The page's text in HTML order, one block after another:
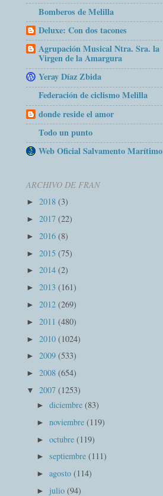
Bomberos de Melilla
Deluxe: Con dos tacones
Agrupación Musical Ntra. Sra. la
Virgen de la Amargura
Yeray Díaz Zbida
Federación de ciclismo Melilla
donde reside el amor
Todo un punto
Web Oficial Salvamento Marítimo
ARCHIVO DE FRAN
► 2018 (3)
► 2017 (22)
► 2016 (8)
► 2015 (75)
► 2014 (2)
► 2013 (161)
► 2012 (269)
► 2011 (480)
► 2010 (1024)
► 2009 (533)
► 2008 (654)
▼ 2007 (1253)
►diciembre(83)
►noviembre(119)
►octubre(119)
►septiembre(111)
►agosto(114)
► julio(94)